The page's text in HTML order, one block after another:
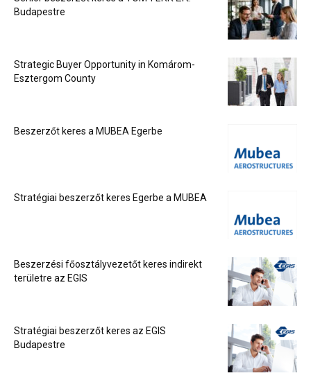
Budapestre
Strategic Buyer Opportunity in Komárom-
Esztergom County
Beszerzőt keres a MUBEA Egerbe
Stratégiai beszerzőt keres Egerbe a MUBEA
Beszerzési főosztályvezetőt keres indirekt
területre az EGIS
Stratégiai beszerzőt keres az EGIS
Budapestre